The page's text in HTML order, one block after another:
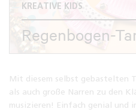
KREATIVE KIDS
Regenbogen-
Mit diesem selbst gebastelten
als auch große Narren zu den
musizieren! Einfach genial und